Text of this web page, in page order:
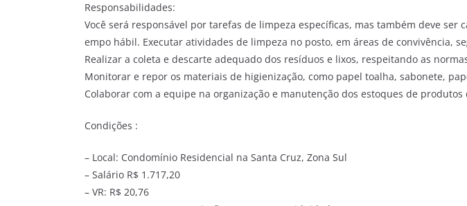
Responsabilidades:
Você será responsável por tarefas de limpeza específicas, mas também deve
empo hábil. Executar atividades de limpeza no posto, em áreas de convivência,
Realizar a coleta e descarte adequado dos resíduos e lixos, respeitando as
Monitorar e repor os materiais de higienização, como papel toalha, sabonete,
Colaborar com a equipe na organização e manutenção dos estoques de produtos
Condições :
– Local: Condomínio Residencial na Santa Cruz, Zona Sul
– Salário R$ 1.717,20
– VR: R$ 20,76